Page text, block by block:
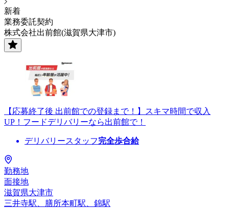
新着
業務委託契約
株式会社出前館(滋賀県大津市)
【応募終了後 出前館での登録まで！】スキマ時間で収入
UP！フードデリバリーなら出前館で！
デリバリースタッフ完全歩合給
勤務地
面接地
滋賀県大津市
三井寺駅、膳所本町駅、錦駅